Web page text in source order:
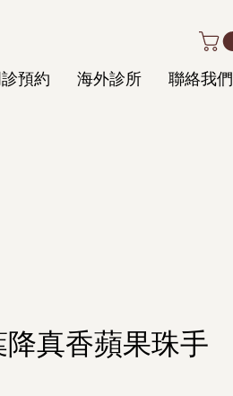
預約 海外診所 聯絡我們
真香蘋果珠手